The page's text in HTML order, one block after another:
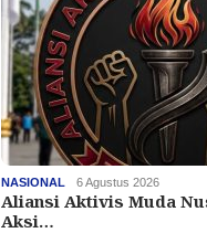
NASIONAL 6 Agustus 2026
Aliansi Aktivis Muda
Aksi…